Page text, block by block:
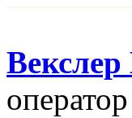
оператор